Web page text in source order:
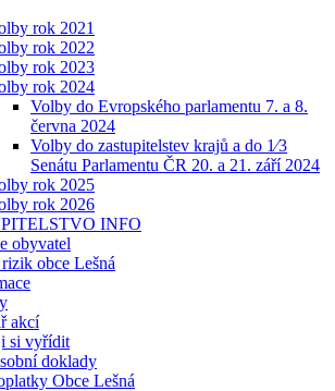
rok 2021
rok 2022
rok 2023
rok 2024
Volby do Evropského parlamentu 7. a 8.
června 2024
Volby do zastupitelstev krajů a do 1⁄3
Senátu Parlamentu ČR 20. a 21. září 2024
rok 2025
rok 2026
INFO
obyvatel
obce Lešná
akcí
si vyřídit
doklady
Obce Lešná